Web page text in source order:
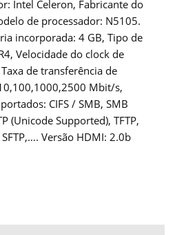
Intel Celeron, Fabricante do
de processador: N5105.
incorporada: 4 GB, Tipo de
Velocidade do clock de
de transferência de
Mbit/s,
CIFS / SMB, SMB
(Unicode Supported), TFTP,
SFTP,…. Versão HDMI: 2.0b